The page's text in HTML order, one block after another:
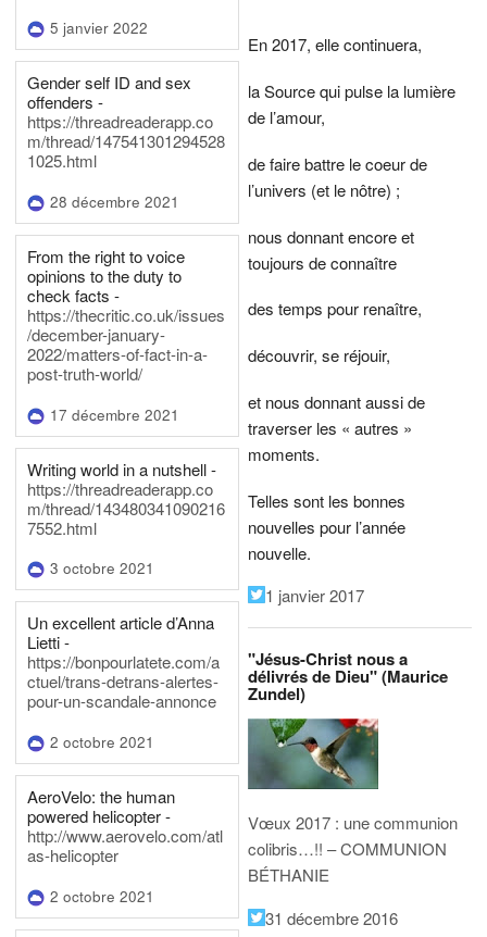
5 janvier 2022
Gender self ID and sex
offenders -
https://threadreaderapp.co
m/thread/147541301294528
1025.html
28 décembre 2021
From the right to voice
opinions to the duty to
check facts -
https://thecritic.co.uk/issues
/december-january-
2022/matters-of-fact-in-a-
post-truth-world/
17 décembre 2021
Writing world in a nutshell -
https://threadreaderapp.co
m/thread/143480341090216
7552.html
3 octobre 2021
Un excellent article d’Anna
Lietti -
https://bonpourlatete.com/a
ctuel/trans-detrans-alertes-
pour-un-scandale-annonce
2 octobre 2021
AeroVelo: the human
powered helicopter -
http://www.aerovelo.com/atl
as-helicopter
2 octobre 2021
En 2017, elle continuera,
la Source qui pulse la lumière
de l’amour,
de faire battre le coeur de
l’univers (et le nôtre) ;
nous donnant encore et
toujours de connaître
des temps pour renaître,
découvrir, se réjouir,
et nous donnant aussi de
traverser les « autres »
moments.
Telles sont les bonnes
nouvelles pour l’année
nouvelle.
1 janvier 2017
"Jésus-Christ nous a
délivrés de Dieu" (Maurice
Zundel)
Vœux 2017 : une communion
colibris…!! – COMMUNION
BÉTHANIE
31 décembre 2016